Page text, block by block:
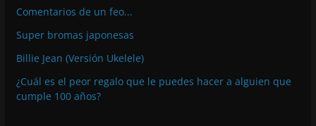
Comentarios de un feo...
Super bromas japonesas
Billie Jean (Versión Ukelele)
¿Cuál es el peor regalo que le puedes hacer a alguien que
cumple 100 años?